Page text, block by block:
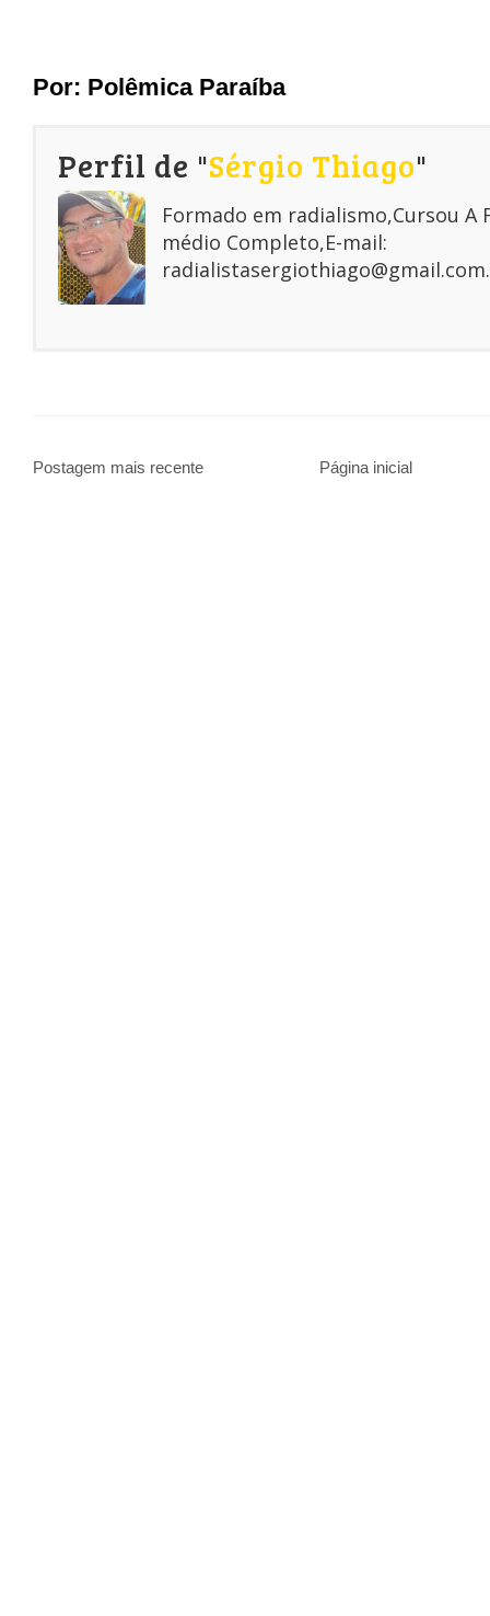
Por: Polêmica Paraíba
Perfil de "Sérgio Thiago"
Formado em radialismo,Cursou A
médio Completo,E-mail:
radialistasergiothiago@gmail.com.
Postagem mais recente Página inicial